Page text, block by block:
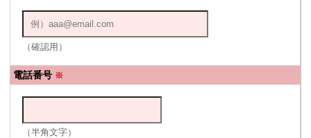
（確認用）
電話番号 ※
（半角文字）